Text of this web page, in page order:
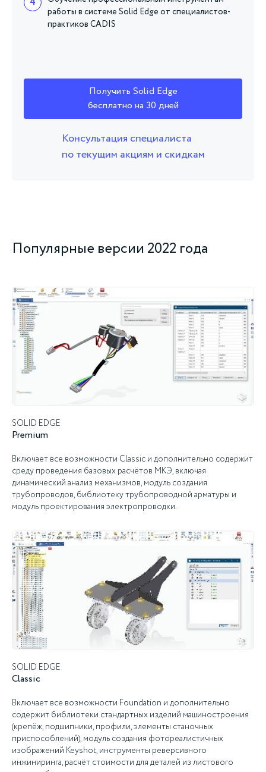
4
работы в системе Solid Edge от специалистов-
практиков CADIS
Получить Solid Edge
бесплатно на 30 дней
Консультация специалиста
по текущим акциям и скидкам
Популярные версии 2022 года
SOLID EDGE
Premium
Включает все возможности Classic и дополнительно содержит
среду проведения базовых расчётов МКЭ, включая
динамический анализ механизмов, модуль создания
трубопроводов, библиотеку трубопроводной арматуры и
модуль проектирования электропроводки.
SOLID EDGE
Classic
Включает все возможности Foundation и дополнительно
содержит библиотеки стандартных изделий машиностроения
(крепёж, подшипники, профили, элементы станочных
приспособлений), модуль создания фотореалистичных
изображений Keyshot, инструменты реверсивного
инжиниринга, расчёт стоимости для деталей из листового